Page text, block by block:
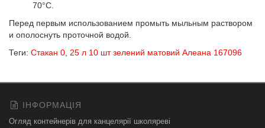
70°С.
Перед первым использованием промыть мыльным раствором
и ополоснуть проточной водой.
Теги: Стакан 0 25 л 10 шт зелений матовий Алеана 167096
ІНФОРМАЦІЯ
Огляд контейнерів для канцелярії школяреві